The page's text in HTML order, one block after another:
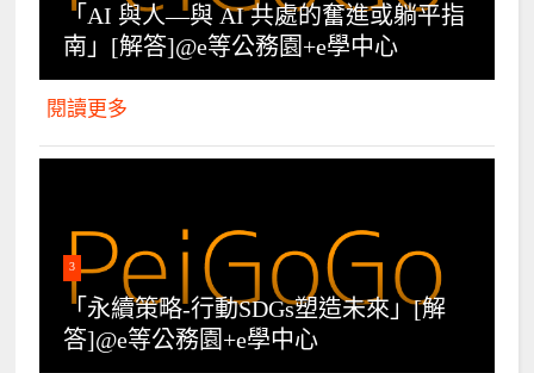
「AI 與人—與 AI 共處的奮進或躺平指
南」[解答]@e等公務園+e學中心
閱讀更多
3
「永續策略-行動SDGs塑造未來」[解
答]@e等公務園+e學中心